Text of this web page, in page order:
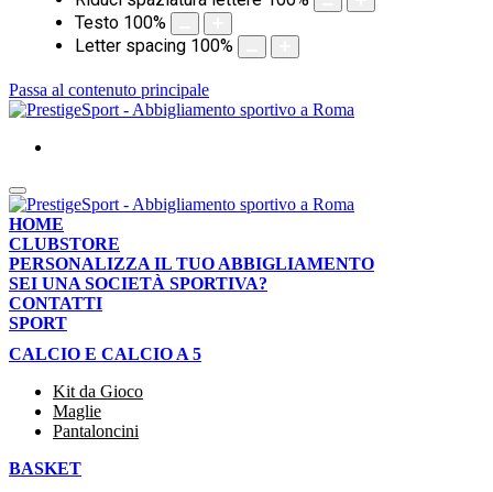
Testo 100%
Letter spacing 100%
Passa al contenuto principale
HOME
CLUBSTORE
PERSONALIZZA IL TUO ABBIGLIAMENTO
SEI UNA SOCIETÀ SPORTIVA?
CONTATTI
SPORT
CALCIO E CALCIO A 5
Kit da Gioco
Maglie
Pantaloncini
BASKET